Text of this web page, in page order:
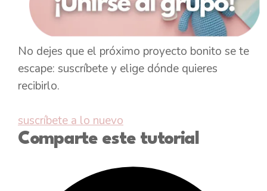
No dejes que el próximo proyecto bonito se te
escape: suscríbete y elige dónde quieres
recibirlo.
suscríbete a lo nuevo
Comparte este tutorial